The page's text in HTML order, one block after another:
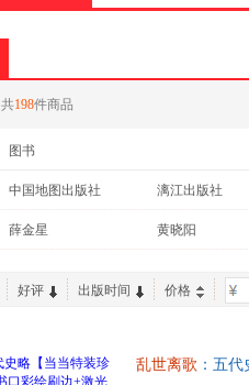
共198件商品
图书
中国地图出版社 漓江出版社
薛金星 黄晓阳
好评 出版时间 价格
乱世离歌 ：五